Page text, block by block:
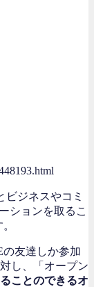
ジネスやコミ
ションを取るこ
友達しか参加
し、「オープン
ことのできるオ